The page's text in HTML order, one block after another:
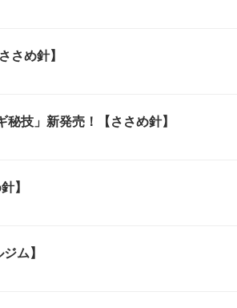
さめ針】
技」新発売！【ささめ針】
】
ム】